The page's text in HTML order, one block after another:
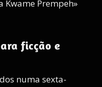
Kwame Prempeh»
ficção e
numa sexta-